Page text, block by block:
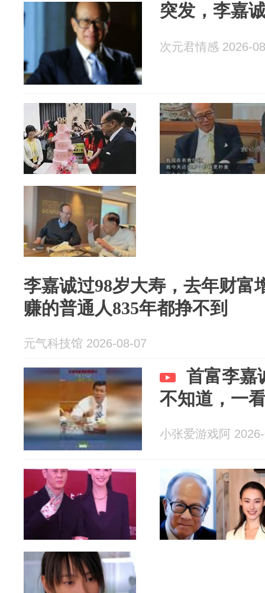
突发，李嘉
次元君情感 2026-
李嘉诚过98岁大寿，去年财富
赚的普通人835年都挣不到
元气科技馆 2026-08-07
首富李嘉
不知道，一
小张爱游戏阿